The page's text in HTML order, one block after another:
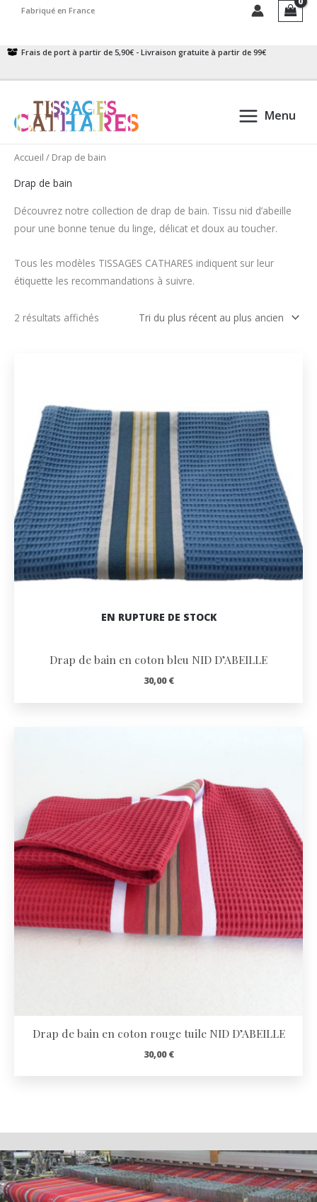
Fabriqué en France
Frais de port à partir de 5,90€ - Livraison gratuite à partir de 99€
Menu
Accueil / Drap de bain
Drap de bain
Découvrez notre collection de drap de bain. Tissu nid d’abeille
pour une bonne tenue du linge, délicat et doux au toucher.
Tous les modèles TISSAGES CATHARES indiquent sur leur
étiquette les recommandations à suivre.
2 résultats affichés
EN RUPTURE DE STOCK
Drap de bain en coton bleu NID D’ABEILLE
30,00€
Drap de bain en coton rouge tuile NID D’ABEILLE
30,00€